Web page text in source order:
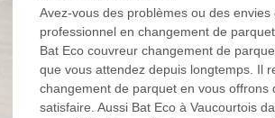
Avez-vous des problèmes ou des
professionnel en changement de
Bat Eco couvreur changement de
que vous attendez depuis longtemps. Il
changement de parquet en vous
satisfaire. Aussi Bat Eco à Vaucourtois